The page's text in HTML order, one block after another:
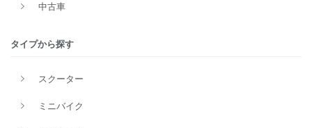
中古車
タイプから探す
スクーター
ミニバイク